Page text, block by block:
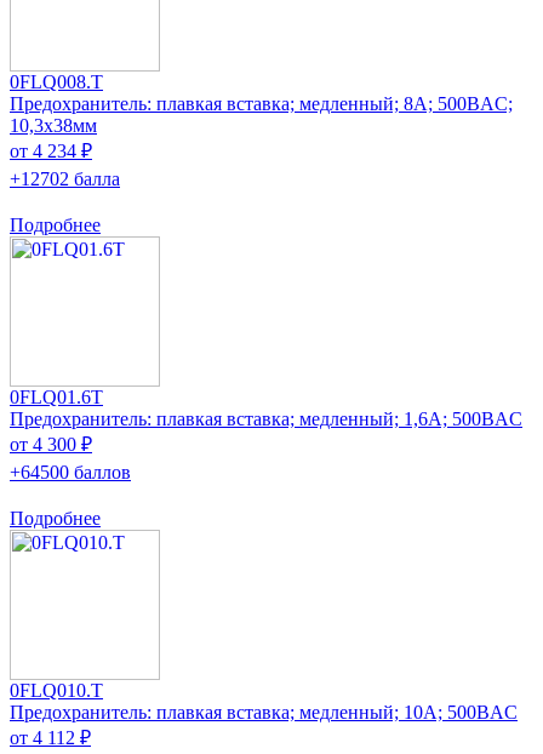
0FLQ008.T
Предохранитель: плавкая вставка; медленный; 8А; 500ВAC;
10,3x38мм
от 4 234 ₽
+12702 балла
Подробнее
0FLQ01.6T
Предохранитель: плавкая вставка; медленный; 1,6А; 500ВAC
от 4 300 ₽
+64500 баллов
Подробнее
0FLQ010.T
Предохранитель: плавкая вставка; медленный; 10А; 500ВAC
от 4 112 ₽